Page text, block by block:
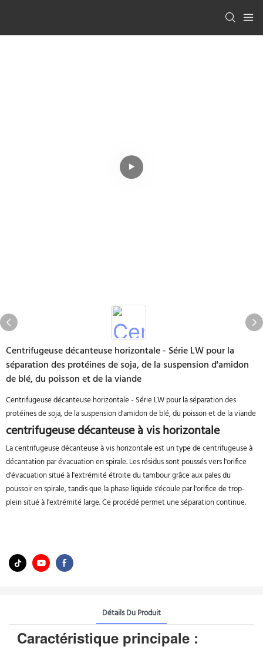
Centrifugeuse décanteuse horizontale - Série LW pour la
séparation des protéines de soja, de la suspension d'amidon
de blé, du poisson et de la viande
Centrifugeuse décanteuse horizontale - Série LW pour la séparation des
protéines de soja, de la suspension d'amidon de blé, du poisson et de la viande
centrifugeuse décanteuse à vis horizontale
La centrifugeuse décanteuse à vis horizontale est un type de centrifugeuse à
décantation par évacuation en spirale. Les résidus sont poussés vers l'orifice
d'évacuation situé à l'extrémité étroite du tambour grâce aux pales du
poussoir en spirale, tandis que la phase liquide s'écoule par l'orifice de trop-
plein situé à l'extrémité large. Ce procédé permet une séparation continue.
Détails Du Produit
Caractéristique principale :